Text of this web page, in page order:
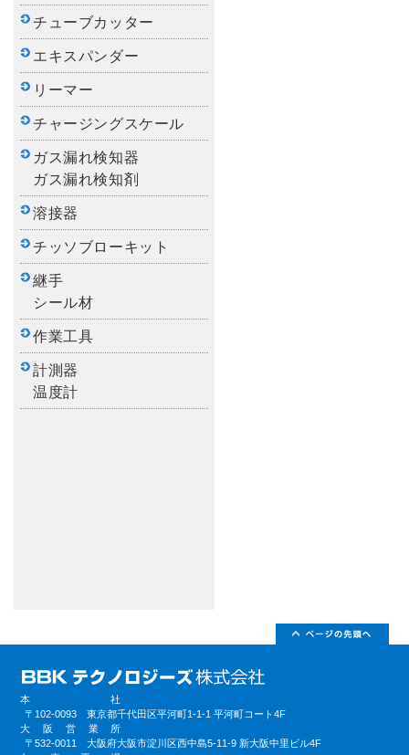
チューブカッター
エキスパンダー
リーマー
チャージングスケール
ガス漏れ検知器
ガス漏れ検知剤
溶接器
チッソブローキット
継手
シール材
作業工具
計測器
温度計
本社
〒102-0093 東京都千代田区平河町1-1-1 平河町コート4F
大阪営業所
〒532-0011 大阪府大阪市淀川区西中島5-11-9 新大阪中里ビル4F